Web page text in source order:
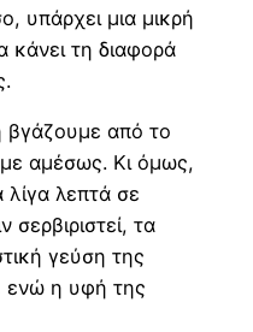
υπάρχει μια μικρή
κάνει τη διαφορά
βγάζουμε από το
αμέσως. Κι όμως,
λίγα λεπτά σε
σερβιριστεί, τα
γεύση της
ενώ η υφή της